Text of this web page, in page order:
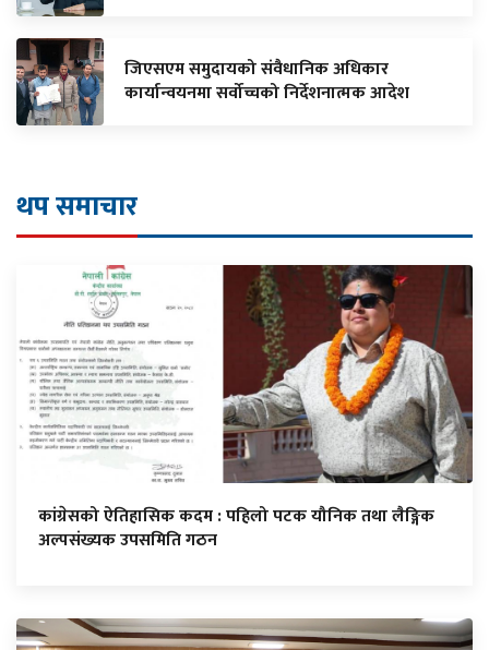
जिएसएम समुदायको संवैधानिक अधिकार
कार्यान्वयनमा सर्वोच्चको निर्देशनात्मक आदेश
थप समाचार
कांग्रेसको ऐतिहासिक कदम : पहिलो पटक यौनिक तथा लैङ्गिक
अल्पसंख्यक उपसमिति गठन